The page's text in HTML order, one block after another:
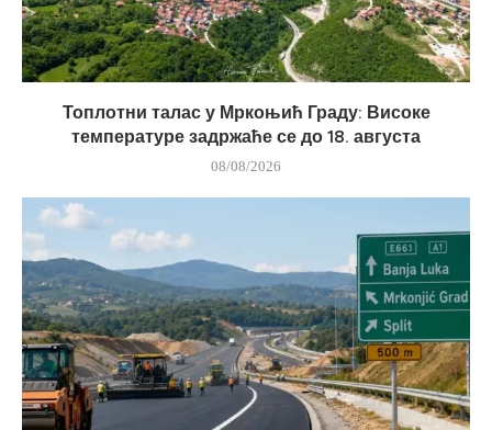
Топлотни талас у Мркоњић Граду: Високе
температуре задржаће се до 18. августа
08/08/2026